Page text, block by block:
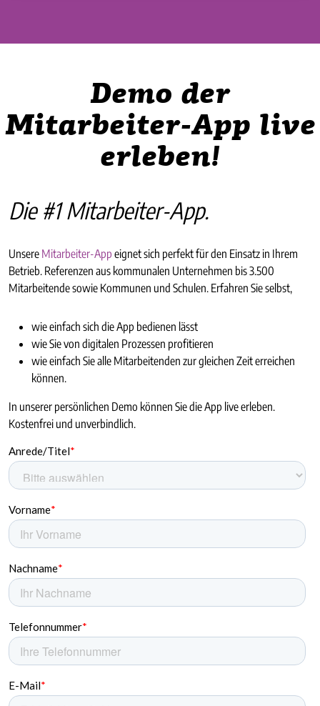
Demo der
Mitarbeiter-App live
erleben!
Die #1 Mitarbeiter-App.
Unsere Mitarbeiter-App eignet sich perfekt für den Einsatz in Ihrem
Betrieb. Referenzen aus kommunalen Unternehmen bis 3.500
Mitarbeitende sowie Kommunen und Schulen. Erfahren Sie selbst,
wie einfach sich die App bedienen lässt
wie Sie von digitalen Prozessen profitieren
wie einfach Sie alle Mitarbeitenden zur gleichen Zeit erreichen
können.
In unserer persönlichen Demo können Sie die App live erleben.
Kostenfrei und unverbindlich.